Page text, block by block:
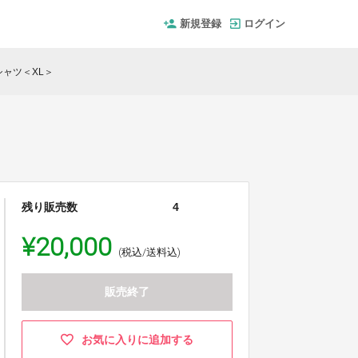
新規登録 ログイン
ツ＜XL＞
残り販売数 4
¥20,000 (税込/送料込)
販売終了
お気に入りに追加する